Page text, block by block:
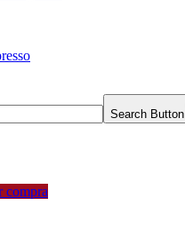
Search Button
compra